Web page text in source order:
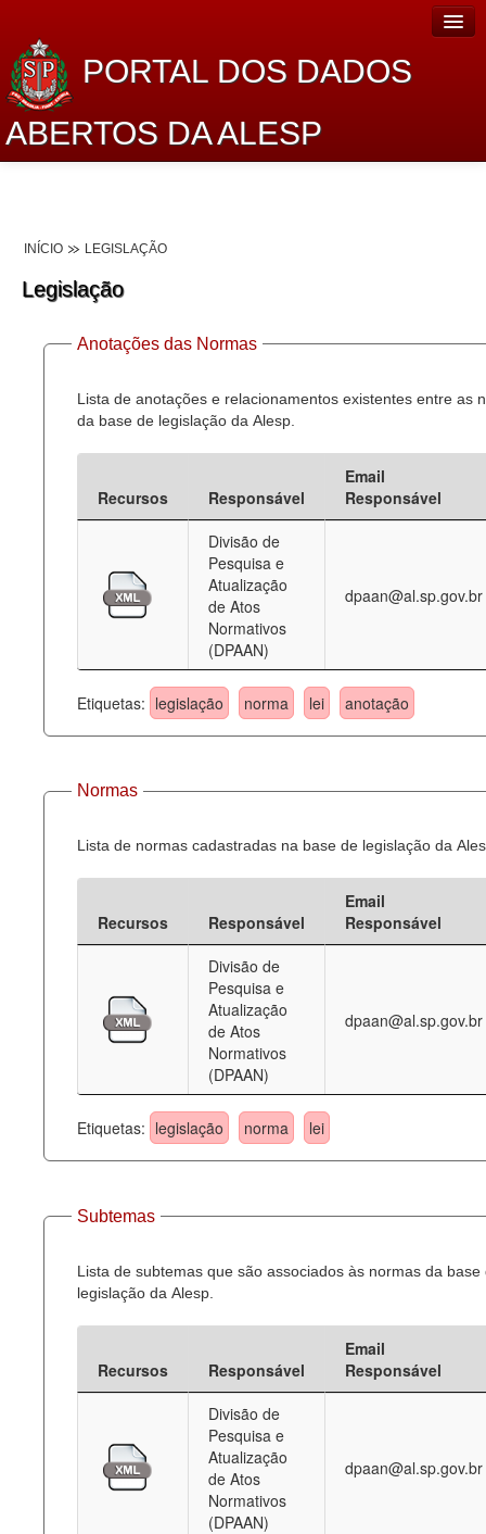
PORTAL DOS DADOS
ABERTOS DA ALESP
Dados Abertos Alesp
Lei de Acesso à Informação
Dados Governamentais Abertos
Planejamento
Deputados Estaduais
Legislação
Perguntas frequentes
Contato
INÍCIO LEGISLAÇÃO
Legislação
Anotações das Normas
Lista de anotações e relacionamentos existentes entre as
da base de legislação da Alesp.
Recursos Responsável
Email
Responsável
Divisão de
Pesquisa e
Atualização
de Atos
Normativos
(DPAAN)
dpaan@al.sp.gov.br
Etiquetas: legislação norma lei anotação
Normas
Lista de normas cadastradas na base de legislação da
Recursos Responsável
Email
Responsável
Divisão de
Pesquisa e
Atualização
de Atos
Normativos
(DPAAN)
dpaan@al.sp.gov.br
Etiquetas: legislação norma lei
Subtemas
Lista de subtemas que são associados às normas da base
legislação da Alesp.
Recursos Responsável
Email
Responsável
Divisão de
Pesquisa e
Atualização
de Atos
Normativos
(DPAAN)
dpaan@al.sp.gov.br